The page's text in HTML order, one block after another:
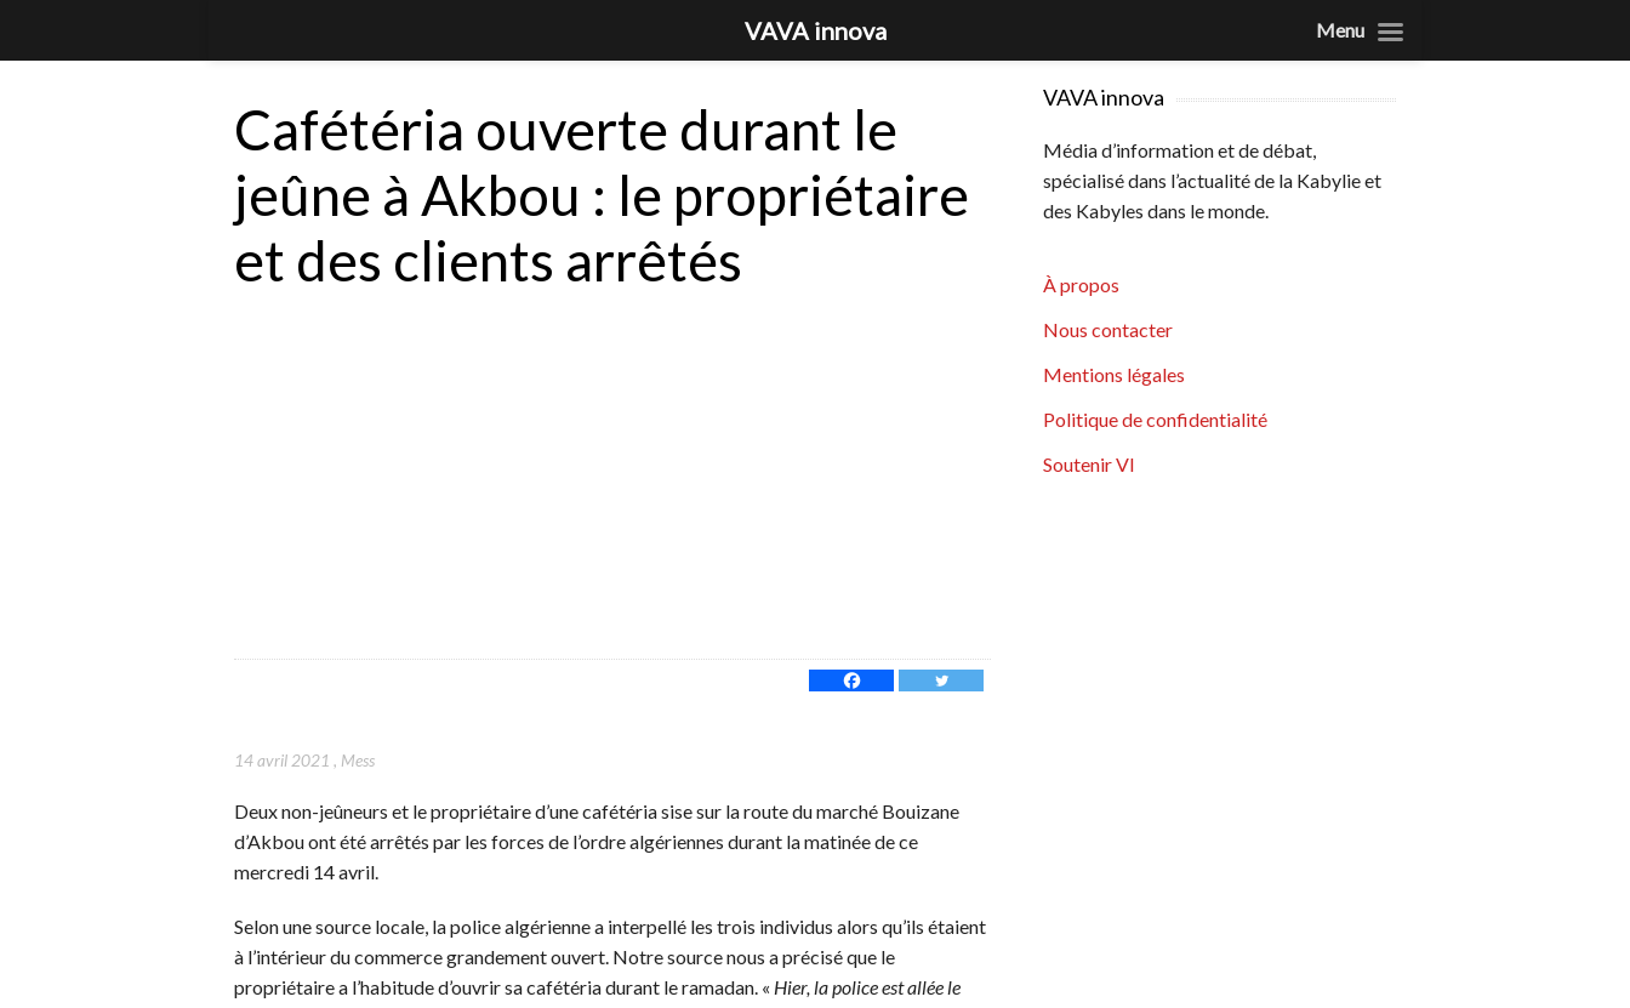
Cafétéria ouverte durant le
jeûne à Akbou : le propriétaire
et des clients arrêtés
14 avril 2021 , Mess
Deux non-jeûneurs et le propriétaire d’une cafétéria sise sur la route du marché Bouizane
d’Akbou ont été arrêtés par les forces de l’ordre algériennes durant la matinée de ce
mercredi 14 avril.
Selon une source locale, la police algérienne a interpellé les trois individus alors qu’ils étaient
à l’intérieur du commerce grandement ouvert. Notre source nous a précisé que le
propriétaire a l’habitude d’ouvrir sa cafétéria durant le ramadan. « Hier, la police est allée le
VAVA innova
Média d’information et de débat,
spécialisé dans l’actualité de la Kabylie et
des Kabyles dans le monde.
À propos
Nous contacter
Mentions légales
Politique de confidentialité
Soutenir VI
VAVA innova Menu